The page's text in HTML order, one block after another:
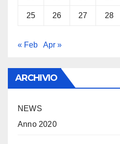
25 26 27 28
« Feb Apr »
ARCHIVIO
NEWS
Anno 2020